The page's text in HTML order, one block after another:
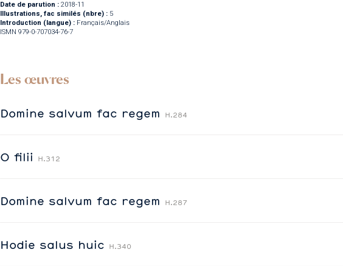
Date de parution : 2018-11
Illustrations, fac similés (nbre) : 5
Introduction (langue) : Français/Anglais
ISMN 979-0-707034-76-7
Les œuvres
Domine salvum fac regem H.284
O filii H.312
Domine salvum fac regem H.287
Hodie salus huic H.340